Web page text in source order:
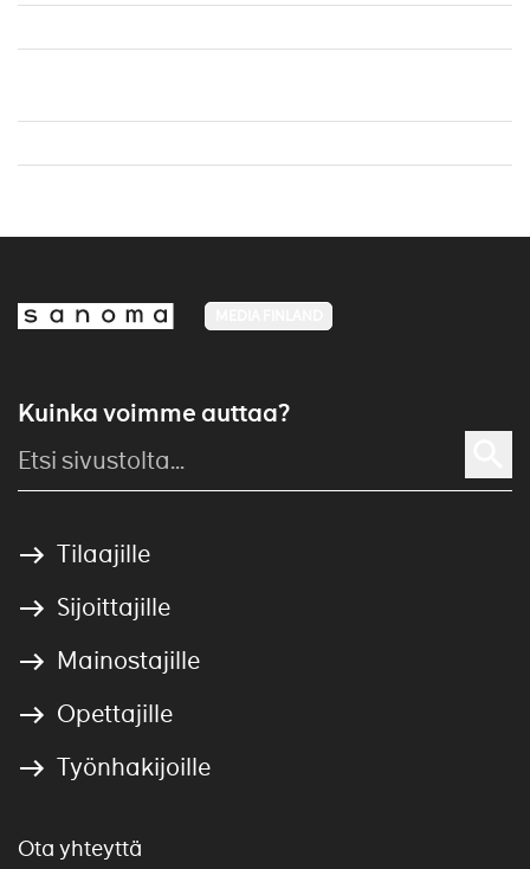
Kuinka voimme auttaa?
Tilaajille
Sijoittajille
Mainostajille
Opettajille
Työnhakijoille
Ota yhteyttä